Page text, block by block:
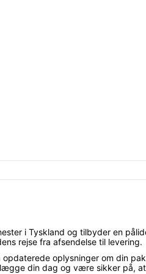
i Tyskland og tilbyder en
rejse fra afsendelse til levering.
oplysninger om din
din dag og være sikker på,